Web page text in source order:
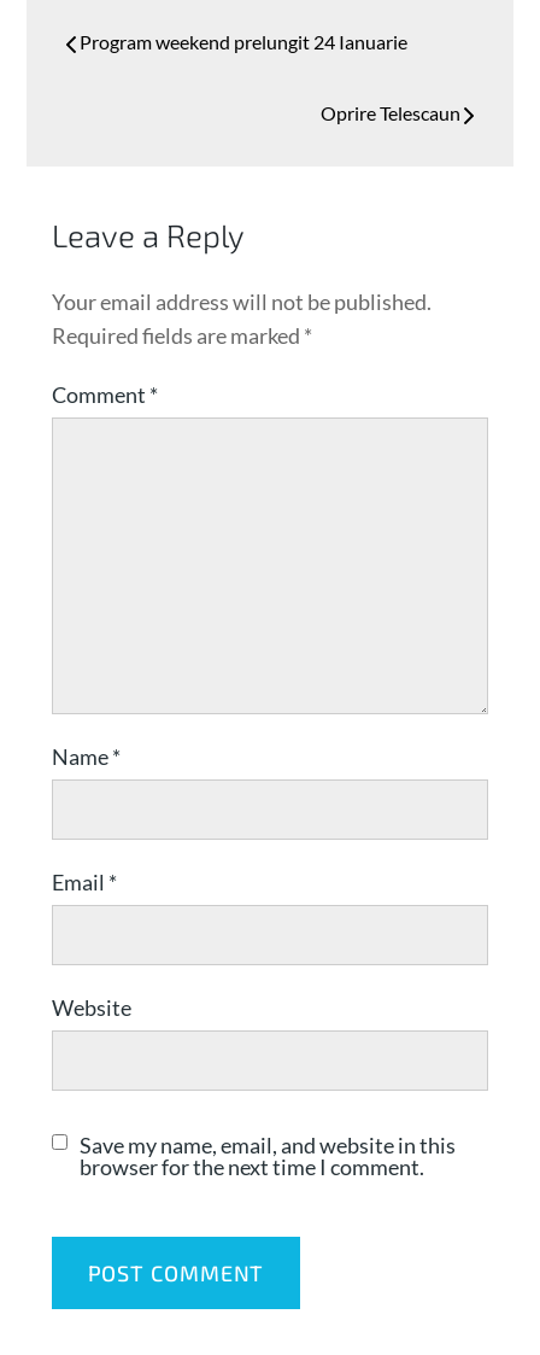
Program weekend prelungit 24 Ianuarie
Oprire Telescaun
Leave a Reply
Your email address will not be published.
Required fields are marked *
Comment *
Name*
Email *
Website
Save my name, email, and website in this
browser for the next time I comment.